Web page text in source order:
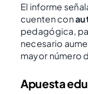
El informe
cuenten con
pedagógica,
necesario
mayor número
Apuesta